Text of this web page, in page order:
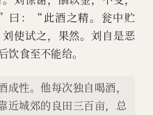
曰：“此酒之精。瓮中贮
使试之，果然。刘自是恶
食至不能给。
性。他每次独自喝酒，
近城郊的良田三百亩，总